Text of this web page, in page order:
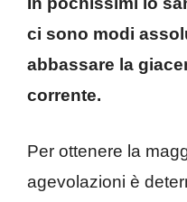
ci sono modi
abbassare la
corrente.
Per ottenere la
agevolazioni è